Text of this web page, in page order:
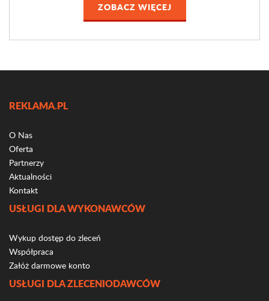
ZOBACZ WIĘCEJ
REKLAMA.PL
O Nas
Oferta
Partnerzy
Aktualności
Kontakt
USŁUGI DLA WYKONAWCÓW
Wykup dostęp do zleceń
Współpraca
Załóż darmowe konto
USŁUGI DLA ZLECENIODAWCÓW